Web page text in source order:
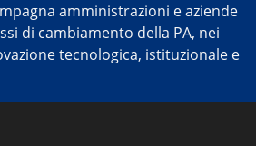
amministrazioni e aziende
di cambiamento della PA, nei
tecnologica, istituzionale e